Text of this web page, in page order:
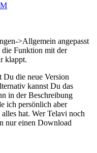
>Allgemein angepasst
die Funktion mit der
klappt.
Du die neue Version
kannst Du das
in der Beschreibung
ich persönlich aber
hat. Wer Telavi noch
nur einen Download